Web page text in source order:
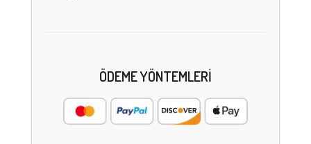
ÖDEME YÖNTEMLERI